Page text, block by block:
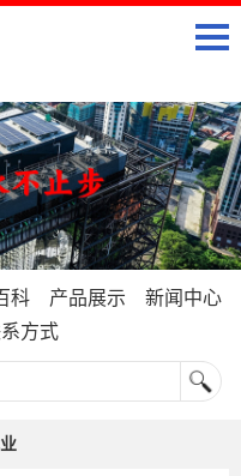
科 产品展示
新闻中心
方式